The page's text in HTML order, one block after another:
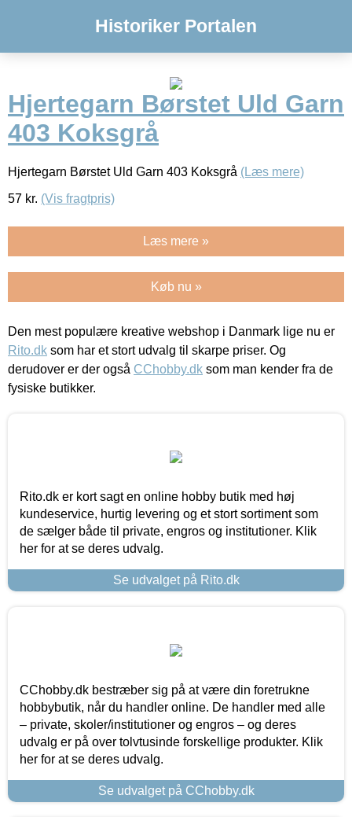
Historiker Portalen
Hjertegarn Børstet Uld Garn
403 Koksgrå
Hjertegarn Børstet Uld Garn 403 Koksgrå (Læs mere)
57 kr. (Vis fragtpris)
Læs mere »
Køb nu »
Den mest populære kreative webshop i Danmark lige nu er
Rito.dk som har et stort udvalg til skarpe priser. Og
derudover er der også CChobby.dk som man kender fra de
fysiske butikker.
Rito.dk er kort sagt en online hobby butik med høj
kundeservice, hurtig levering og et stort sortiment som
de sælger både til private, engros og institutioner. Klik
her for at se deres udvalg.
Se udvalget på Rito.dk
CChobby.dk bestræber sig på at være din foretrukne
hobbybutik, når du handler online. De handler med alle
– private, skoler/institutioner og engros – og deres
udvalg er på over tolvtusinde forskellige produkter. Klik
her for at se deres udvalg.
Se udvalget på CChobby.dk